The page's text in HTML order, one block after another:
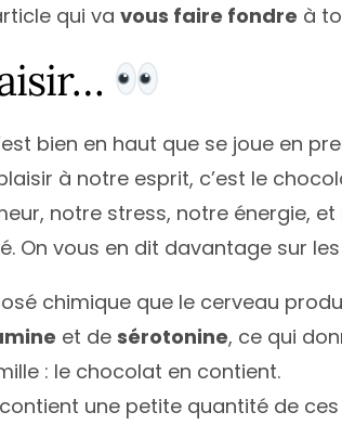
qui va vous faire fondre à
bien en haut que se joue en
à notre esprit, c’est le
notre stress, notre énergie,
On vous en dit davantage sur
chimique que le cerveau
et de sérotonine, ce qui
: le chocolat en contient.
une petite quantité de